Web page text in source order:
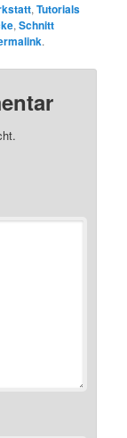
,Tutorials
,Schnitt
.